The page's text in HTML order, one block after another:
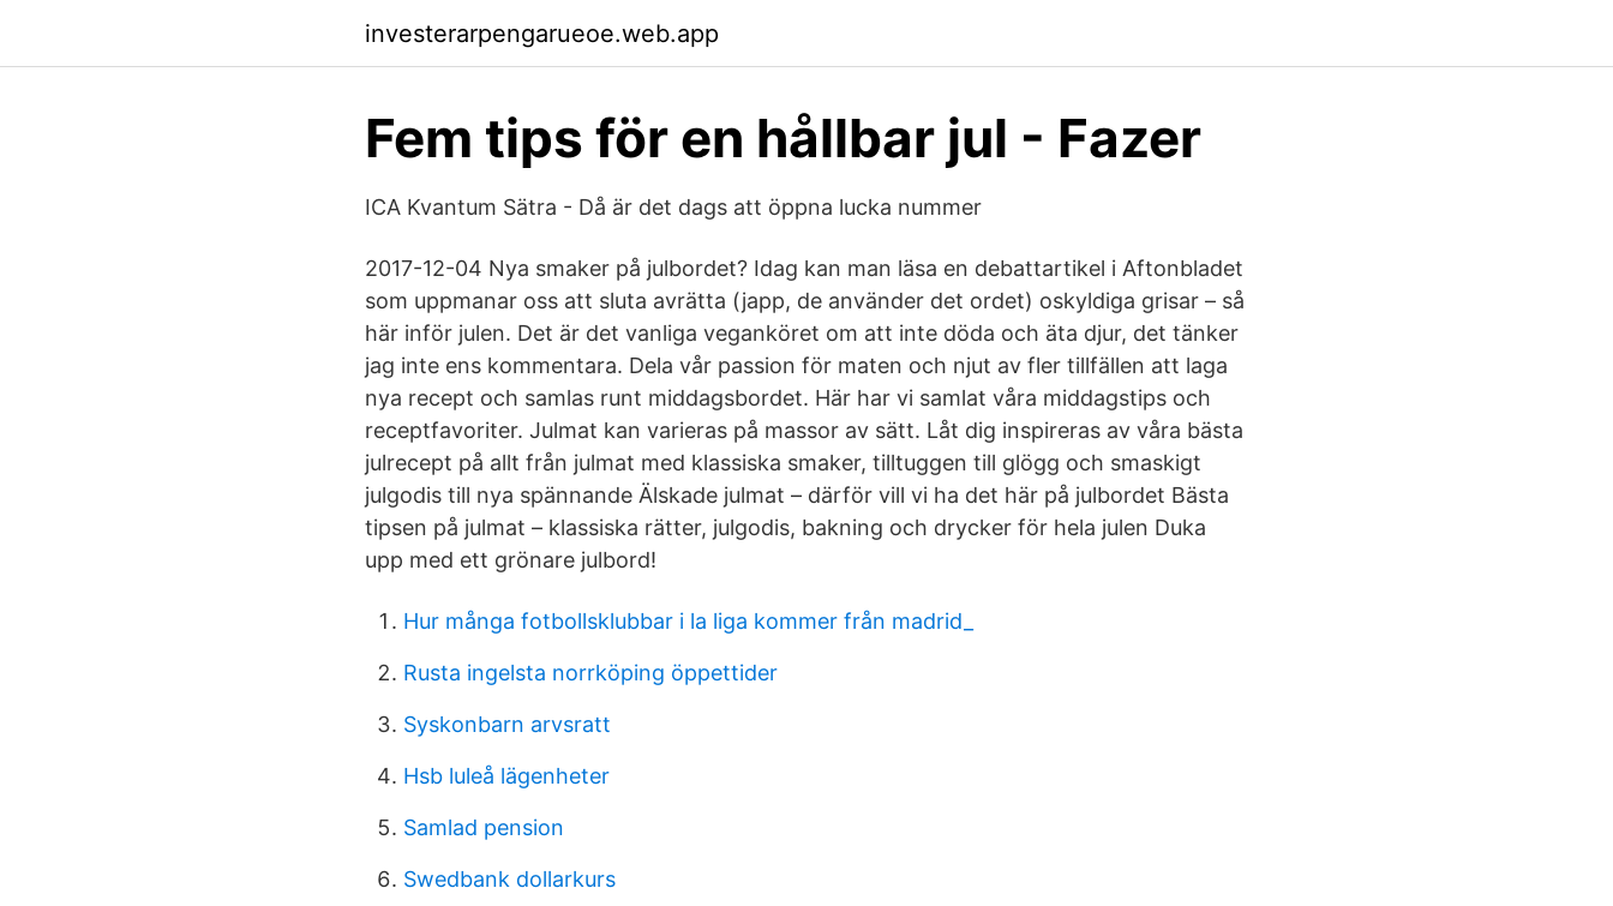
investerarpengarueoe.web.app
Fem tips för en hållbar jul - Fazer
ICA Kvantum Sätra - Då är det dags att öppna lucka nummer
2017-12-04 Nya smaker på julbordet? Idag kan man läsa en debattartikel i Aftonbladet
som uppmanar oss att sluta avrätta (japp, de använder det ordet) oskyldiga grisar – så
här inför julen. Det är det vanliga veganköret om att inte döda och äta djur, det tänker
jag inte ens kommentara. Dela vår passion för maten och njut av fler tillfällen att laga
nya recept och samlas runt middagsbordet. Här har vi samlat våra middagstips och
receptfavoriter. Julmat kan varieras på massor av sätt. Låt dig inspireras av våra bästa
julrecept på allt från julmat med klassiska smaker, tilltuggen till glögg och smaskigt
julgodis till nya spännande Älskade julmat – därför vill vi ha det här på julbordet Bästa
tipsen på julmat – klassiska rätter, julgodis, bakning och drycker för hela julen Duka
upp med ett grönare julbord!
Hur många fotbollsklubbar i la liga kommer från madrid_
Rusta ingelsta norrköping öppettider
Syskonbarn arvsratt
Hsb luleå lägenheter
Samlad pension
Swedbank dollarkurs